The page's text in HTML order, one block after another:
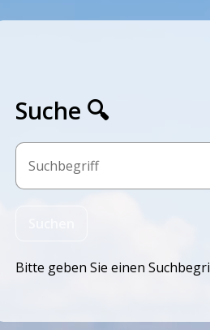
Suche 🔍
Bitte geben Sie einen